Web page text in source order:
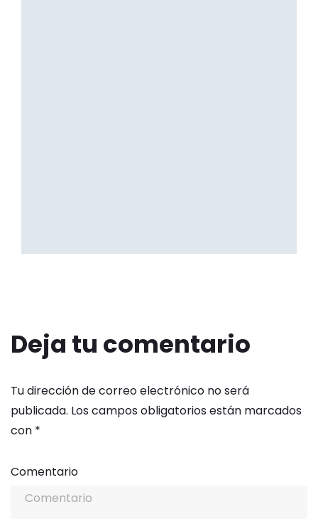
Deja tu comentario
Tu dirección de correo electrónico no será
publicada. Los campos obligatorios están marcados
con *
Comentario